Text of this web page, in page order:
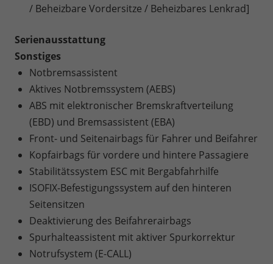
/ Beheizbare Vordersitze / Beheizbares Lenkrad]
Serienausstattung
Sonstiges
Notbremsassistent
Aktives Notbremssystem (AEBS)
ABS mit elektronischer Bremskraftverteilung
(EBD) und Bremsassistent (EBA)
Front- und Seitenairbags für Fahrer und Beifahrer
Kopfairbags für vordere und hintere Passagiere
Stabilitätssystem ESC mit Bergabfahrhilfe
ISOFIX-Befestigungssystem auf den hinteren
Seitensitzen
Deaktivierung des Beifahrerairbags
Spurhalteassistent mit aktiver Spurkorrektur
Notrufsystem (E-CALL)